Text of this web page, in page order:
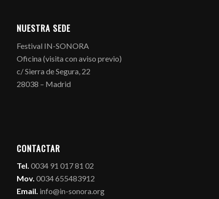
NUESTRA SEDE
Festival IN-SONORA
Oficina (visita con aviso previo)
c/ Sierra de Segura, 22
28038 – Madrid
CONTACTAR
Tel. 0034 91 017 81 02
Mov. 0034 655483912
Email. info@in-sonora.org